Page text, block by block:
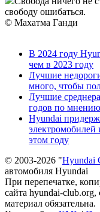
свободу ошибаться.
© Махатма Ганди
В 2024 году
чем в 2023 году
Лучшие
много, чтобы
Лучшие
годов по мнению
Hyundai
электромобилей
этом году
© 2003-2026 "Hyundai
автомобиля Hyundai
При перепечатке,
сайта hyundai-
материал обязательна.